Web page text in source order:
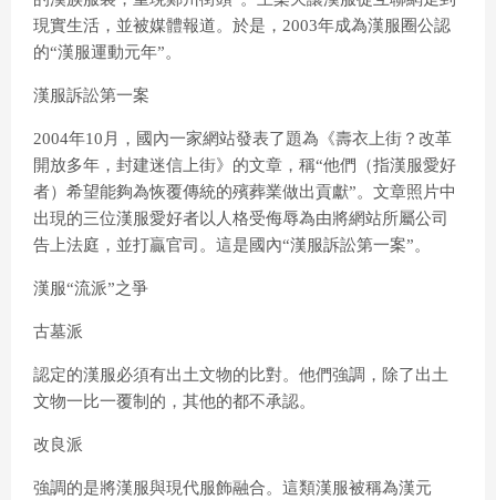
現實生活，並被媒體報道。於是，2003年成為漢服圈公認
的“漢服運動元年”。
漢服訴訟第一案
2004年10月，國內一家網站發表了題為《壽衣上街？改革
開放多年，封建迷信上街》的文章，稱“他們（指漢服愛好
者）希望能夠為恢覆傳統的殯葬業做出貢獻”。文章照片中
出現的三位漢服愛好者以人格受侮辱為由將網站所屬公司
告上法庭，並打贏官司。這是國內“漢服訴訟第一案”。
漢服“流派”之爭
古墓派
認定的漢服必須有出土文物的比對。他們強調，除了出土
文物一比一覆制的，其他的都不承認。
改良派
強調的是將漢服與現代服飾融合。這類漢服被稱為漢元